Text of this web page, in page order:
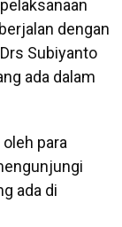
dengan
Subiyanto
ada dalam
para
ada di